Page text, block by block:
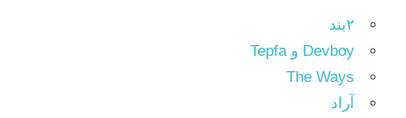
۲بند
Devboy و Tepfa
The Ways
آراد